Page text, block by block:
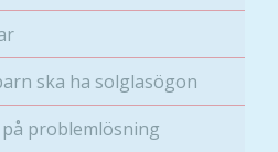
ska ha solglasögon
problemlösning
Nödvändiga
Dessa kakor